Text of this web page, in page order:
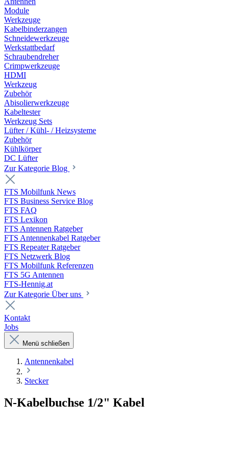
Module
Werkzeuge
Kabelbinderzangen
Schneidewerkzeuge
Werkstattbedarf
Schraubendreher
Crimpwerkzeuge
HDMI
Werkzeug
Zubehör
Abisolierwerkzeuge
Kabeltester
Werkzeug Sets
Lüfter / Kühl- / Heizsysteme
Zubehör
Kühlkörper
DC Lüfter
Zur Kategorie Blog
FTS Mobilfunk News
FTS Business Service Blog
FTS FAQ
FTS Lexikon
FTS Antennen Ratgeber
FTS Antennenkabel Ratgeber
FTS Repeater Ratgeber
FTS Netzwerk Blog
FTS Mobilfunk Referenzen
FTS 5G Antennen
FTS-Hennig.at
Zur Kategorie Über uns
Kontakt
Jobs
Menü schließen
Antennenkabel
Stecker
N-Kabelbuchse 1/2" Kabel